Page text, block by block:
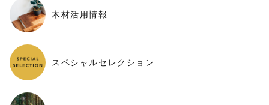
木材活用情報
スペシャルセレクション